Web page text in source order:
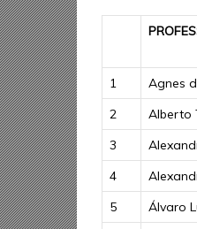
1
Agnes
2
Alberto
3
4
5
Álvaro